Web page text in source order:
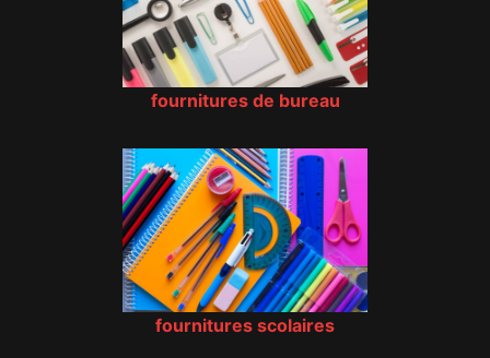
fournitures de bureau
fournitures scolaires